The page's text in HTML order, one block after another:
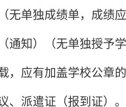
（无单独成绩单，成绩
（通知）（无单独授予
，应有加盖学校公章
、派遣证（报到证）